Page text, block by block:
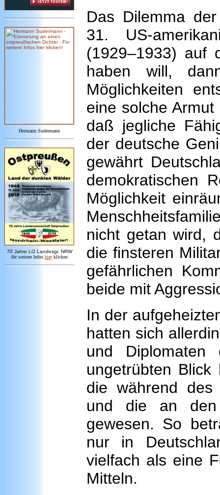
Hermann Sudermann
70 Jahre LO Landesgr. NRW
für weitere Infos hier klicken
Das Dilemma
31. US-
(1929–1933) auf
haben will,
Möglichkeiten
eine solche
daß jegliche
der deutsche
gewährt
demokratischen
Möglichkeit
nicht getan wird,
die finsteren
gefährlichen
beide mit
In der
hatten sich
und Diplomaten
ungetrübten
die während des
und die an den
gewesen. So
nur in
vielfach als eine
Mitteln.